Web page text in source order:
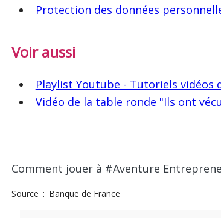
Protection des données
Voir aussi
Playlist Youtube - Tutoriels
Vidéo de la table ronde "Ils ont
Comment jouer à #Aventure
Source Banque de France